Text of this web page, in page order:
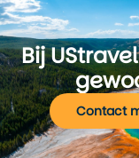
Bij
Contact